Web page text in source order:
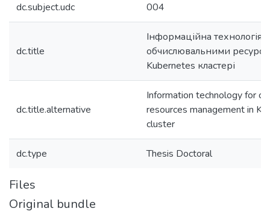
dc.subject.udc 004
dc.title
Інформаційна технологія
обчислювальними
Kubernetes кластері
dc.title.alternative
Information technology for
resources management in
cluster
dc.type Thesis Doctoral
Files
Original bundle